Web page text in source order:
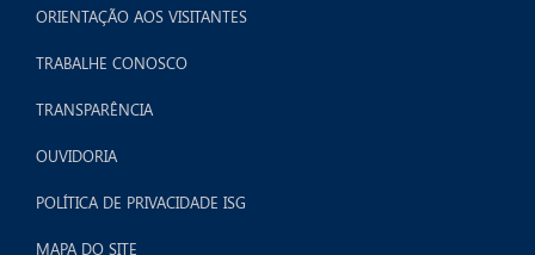
ORIENTAÇÃO AOS VISITANTES
TRABALHE CONOSCO
TRANSPARÊNCIA
OUVIDORIA
POLÍTICA DE PRIVACIDADE ISG
MAPA DO SITE